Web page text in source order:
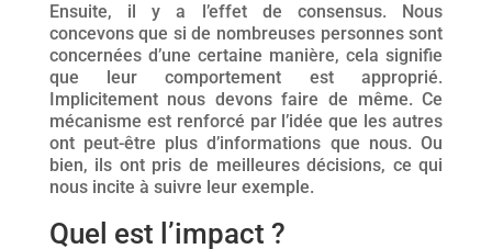
Ensuite, il y a l’effet de consensus. Nous
concevons que si de nombreuses personnes sont
concernées d’une certaine manière, cela signifie
que leur comportement est approprié.
Implicitement nous devons faire de même. Ce
mécanisme est renforcé par l’idée que les autres
ont peut-être plus d’informations que nous. Ou
bien, ils ont pris de meilleures décisions, ce qui
nous incite à suivre leur exemple.
Quel est l’impact ?